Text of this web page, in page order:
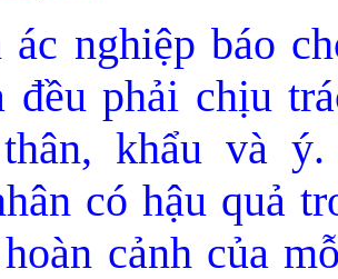
nghiệp báo
đều phải chịu
khẩu và
có hậu quả
cảnh của